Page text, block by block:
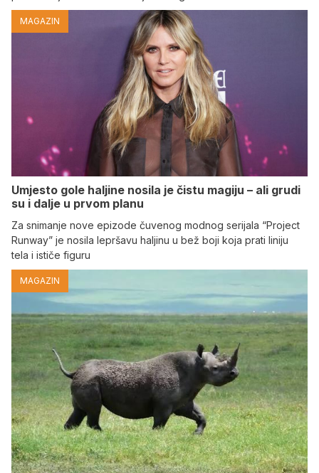
MAGAZIN
Umjesto gole haljine nosila je čistu magiju – ali grudi
su i dalje u prvom planu
Za snimanje nove epizode čuvenog modnog serijala “Project
Runway” je nosila lepršavu haljinu u bež boji koja prati liniju
tela i ističe figuru
MAGAZIN